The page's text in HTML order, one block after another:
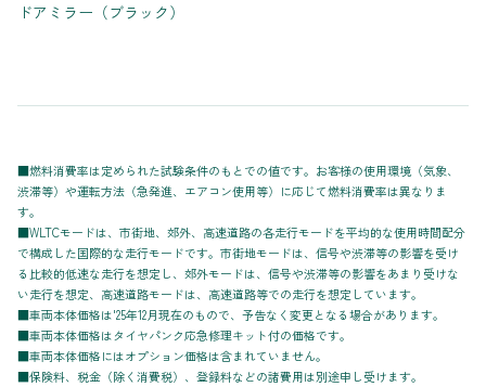
ドアミラー（ブラック）
■燃料消費率は定められた試験条件のもとでの値です。お客様の使用環境（気象、
渋滞等）や運転方法（急発進、エアコン使用等）に応じて燃料消費率は異なりま
す。
■WLTCモードは、市街地、郊外、高速道路の各走行モードを平均的な使用時間配分
で構成した国際的な走行モードです。市街地モードは、信号や渋滞等の影響を受け
る比較的低速な走行を想定し、郊外モードは、信号や渋滞等の影響をあまり受けな
い走行を想定、高速道路モードは、高速道路等での走行を想定しています。
■車両本体価格は'25年12月現在のもので、予告なく変更となる場合があります。
■車両本体価格はタイヤパンク応急修理キット付の価格です。
■車両本体価格にはオプション価格は含まれていません。
■保険料、税金（除く消費税）、登録料などの諸費用は別途申し受けます。